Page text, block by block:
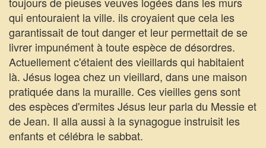
qui entouraient la ville. ils croyaient que cela les
garantissait de tout danger et leur permettait de se
livrer impunément à toute espèce de désordres.
Actuellement c'étaient des vieillards qui habitaient
là. Jésus logea chez un vieillard, dans une maison
pratiquée dans la muraille. Ces vieilles gens sont
des espèces d'ermites Jésus leur parla du Messie et
de Jean. Il alla aussi à la synagogue instruisit les
enfants et célébra le sabbat.